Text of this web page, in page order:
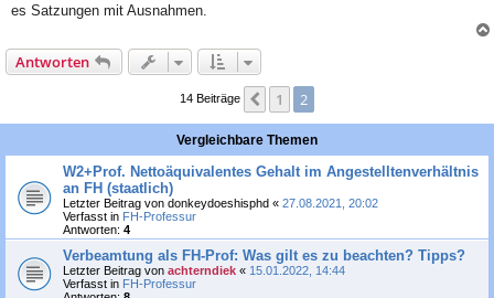
es Satzungen mit Ausnahmen.
Antworten
14 Beiträge Vorherige
1 2
Vergleichbare Themen
W2+Prof. Nettoäquivalentes Gehalt im Angestelltenverhältnis
an FH (staatlich)
Letzter Beitrag von donkeydoeshisphd « 27.08.2021, 20:02
Verfasst in FH-Professur
Antworten: 4
Verbeamtung als FH-Prof: Was gilt es zu beachten? Tipps?
Letzter Beitrag von achterndiek « 15.01.2022, 14:44
Verfasst in FH-Professur